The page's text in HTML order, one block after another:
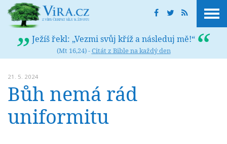
Ježíš řekl: „Vezmi svůj kříž a následuj mě!“
(Mt 16,24) -Citát z Bible na každý den
21. 5. 2024
Bůh nemá rád
uniformitu